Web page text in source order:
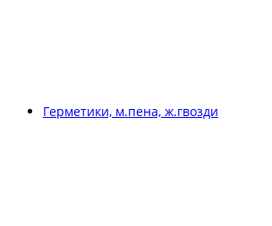
Герметики, м.пена, ж.гвозди